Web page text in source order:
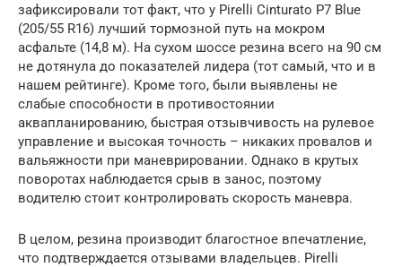
зафиксировали тот факт, что у Pirelli Cinturato P7 Blue
(205/55 R16) лучший тормозной путь на мокром
асфальте (14,8 м). На сухом шоссе резина всего на 90 см
не дотянула до показателей лидера (тот самый, что и в
нашем рейтинге). Кроме того, были выявлены не
слабые способности в противостоянии
аквапланированию, быстрая отзывчивость на рулевое
управление и высокая точность – никаких провалов и
вальяжности при маневрировании. Однако в крутых
поворотах наблюдается срыв в занос, поэтому
водителю стоит контролировать скорость маневра.
В целом, резина производит благостное впечатление,
что подтверждается отзывами владельцев. Pirelli